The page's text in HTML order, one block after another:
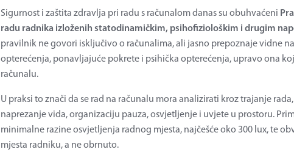
Sigurnost i zaštita zdravlja pri radu s računalom danas su obuhvaćeni
radu radnika izloženih statodinamičkim, psihofiziološkim i drugim
pravilnik ne govori isključivo o računalima, ali jasno prepoznaje vidne
opterećenja, ponavljajuće pokrete i psihička opterećenja, upravo ona
računalu.
U praksi to znači da se rad na računalu mora analizirati kroz trajanje
naprezanje vida, organizaciju pauza, osvjetljenje i uvjete u prostoru.
minimalne razine osvjetljenja radnog mjesta, najčešće oko 300 lux, te
mjesta radniku, a ne obrnuto.